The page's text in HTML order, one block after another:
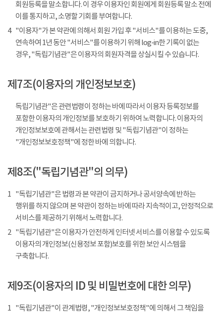
회원등록을 말소합니다. 이 경우 이용자인 회원에게 회원등록 말소 전에
이를 통지하고, 소명할 기회를 부여합니다.
4
"이용자"가 본 약관에 의해서 회원 가입 후 "서비스"를 이용하는 도중,
연속하여 1년 동안 "서비스"를 이용하기 위해 log-in한 기록이 없는
경우, "독립기념관"은 이용자의 회원자격을 상실시킬 수 있습니다.
제7조(이용자의 개인정보보호)
독립기념관"은 관련법령이 정하는 바에 따라서 이용자 등록정보를
포함한 이용자의 개인정보를 보호하기 위하여 노력합니다. 이용자의
개인정보보호에 관해서는 관련법령 및 "독립기념관"이 정하는
"개인정보보호정책"에 정한 바에 의합니다.
제8조("독립기념관"의 의무)
1 "독립기념관"은 법령과 본 약관이 금지하거나 공서양속에 반하는
행위를 하지 않으며 본 약관이 정하는 바에 따라 지속적이고, 안정적으로
서비스를 제공하기 위해서 노력합니다.
2 "독립기념관"은 이용자가 안전하게 인터넷 서비스를 이용할 수 있도록
이용자의 개인정보(신용정보 포함)보호를 위한 보안 시스템을
구축합니다.
제9조(이용자의 ID 및 비밀번호에 대한 의무)
1 "독립기념관"이 관계법령, "개인정보보호정책"에 의해서 그 책임을